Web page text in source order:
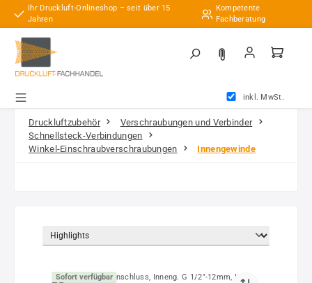
Zum Hauptinhalt springen
Ihr Druckluft-Onlineshop – seit über 15
Jahren
Kompetente
Fachberatung
inkl. MwSt.
Druckluftzubehör
Verschraubungen und Verbinder
Schnellsteck-Verbindungen
Winkel-Einschraubverschraubungen
Innengewinde
Sofort verfügbar